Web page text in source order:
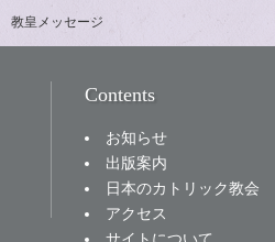
教皇メッセージ
Contents
お知らせ
出版案内
日本のカトリック教会
アクセス
サイトについて